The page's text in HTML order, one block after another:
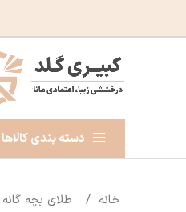
دسته بندی کالاها
خانه طلای بچه گانه